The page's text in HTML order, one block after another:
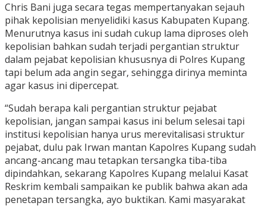
Chris Bani juga secara tegas mempertanyakan sejauh
pihak kepolisian menyelidiki kasus Kabupaten Kupang.
Menurutnya kasus ini sudah cukup lama diproses oleh
kepolisian bahkan sudah terjadi pergantian struktur
dalam pejabat kepolisian khususnya di Polres Kupang
tapi belum ada angin segar, sehingga dirinya meminta
agar kasus ini dipercepat.
“Sudah berapa kali pergantian struktur pejabat
kepolisian, jangan sampai kasus ini belum selesai tapi
institusi kepolisian hanya urus merevitalisasi struktur
pejabat, dulu pak Irwan mantan Kapolres Kupang sudah
ancang-ancang mau tetapkan tersangka tiba-tiba
dipindahkan, sekarang Kapolres Kupang melalui Kasat
Reskrim kembali sampaikan ke publik bahwa akan ada
penetapan tersangka, ayo buktikan. Kami masyarakat